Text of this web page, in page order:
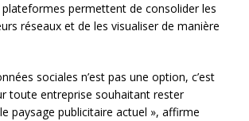
plateformes permettent de consolider les
réseaux et de les visualiser de manière
sociales n’est pas une option, c’est
toute entreprise souhaitant rester
paysage publicitaire actuel », affirme